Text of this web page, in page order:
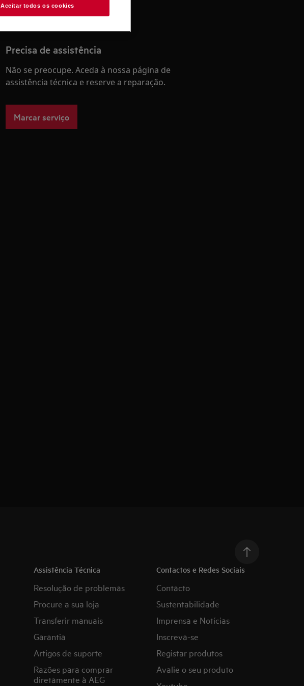
Precisa de assistência
Não se preocupe. Aceda à nossa página de
assistência técnica e reserve a reparação.
Marcar serviço
Assistência Técnica
Resolução de problemas
Procure a sua loja
Transferir manuais
Garantia
Artigos de suporte
Razões para comprar
diretamente à AEG
Contactos e Redes Sociais
Contacto
Sustentabilidade
Imprensa e Notícias
Inscreva-se
Registar produtos
Avalie o seu produto
Aceitar todos os cookies